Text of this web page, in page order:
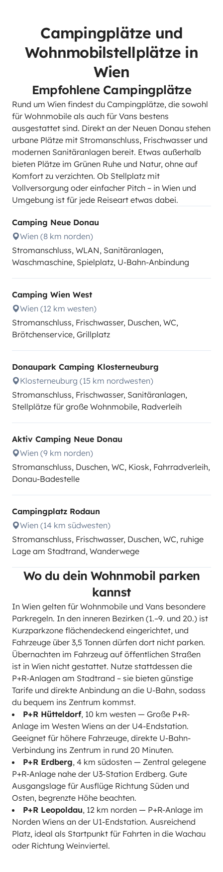
Campingplätze und
Wohnmobilstellplätze in
Wien
Empfohlene Campingplätze
Rund um Wien findest du Campingplätze, die sowohl
für Wohnmobile als auch für Vans bestens
ausgestattet sind. Direkt an der Neuen Donau stehen
urbane Plätze mit Stromanschluss, Frischwasser und
modernen Sanitäranlagen bereit. Etwas außerhalb
bieten Plätze im Grünen Ruhe und Natur, ohne auf
Komfort zu verzichten. Ob Stellplatz mit
Vollversorgung oder einfacher Pitch – in Wien und
Umgebung ist für jede Reiseart etwas dabei.
Camping Neue Donau
Wien (8 km norden)
Stromanschluss, WLAN, Sanitäranlagen,
Waschmaschine, Spielplatz, U-Bahn-Anbindung
Camping Wien West
Wien (12 km westen)
Stromanschluss, Frischwasser, Duschen, WC,
Brötchenservice, Grillplatz
Donaupark Camping Klosterneuburg
Klosterneuburg (15 km nordwesten)
Stromanschluss, Frischwasser, Sanitäranlagen,
Stellplätze für große Wohnmobile, Radverleih
Aktiv Camping Neue Donau
Wien (9 km norden)
Stromanschluss, Duschen, WC, Kiosk, Fahrradverleih,
Donau-Badestelle
Campingplatz Rodaun
Wien (14 km südwesten)
Stromanschluss, Frischwasser, Duschen, WC, ruhige
Lage am Stadtrand, Wanderwege
Wo du dein Wohnmobil parken
kannst
In Wien gelten für Wohnmobile und Vans besondere
Parkregeln. In den inneren Bezirken (1.–9. und 20.) ist
Kurzparkzone flächendeckend eingerichtet, und
Fahrzeuge über 3,5 Tonnen dürfen dort nicht parken.
Übernachten im Fahrzeug auf öffentlichen Straßen
ist in Wien nicht gestattet. Nutze stattdessen die
P+R-Anlagen am Stadtrand – sie bieten günstige
Tarife und direkte Anbindung an die U-Bahn, sodass
du bequem ins Zentrum kommst.
P+R Hütteldorf, 10 km westen — Große P+R-
Anlage im Westen Wiens an der U4-Endstation.
Geeignet für höhere Fahrzeuge, direkte U-Bahn-
Verbindung ins Zentrum in rund 20 Minuten.
P+R Erdberg, 4 km südosten — Zentral gelegene
P+R-Anlage nahe der U3-Station Erdberg. Gute
Ausgangslage für Ausflüge Richtung Süden und
Osten, begrenzte Höhe beachten.
P+R Leopoldau, 12 km norden — P+R-Anlage im
Norden Wiens an der U1-Endstation. Ausreichend
Platz, ideal als Startpunkt für Fahrten in die Wachau
oder Richtung Weinviertel.